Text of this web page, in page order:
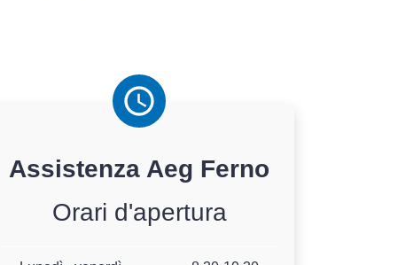
Assistenza Aeg Ferno
Orari d'apertura